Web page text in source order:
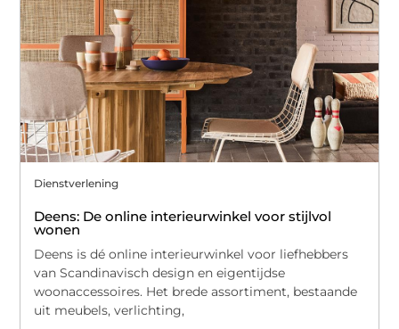
Dienstverlening
Deens: De online interieurwinkel voor stijlvol
wonen
Deens is dé online interieurwinkel voor liefhebbers
van Scandinavisch design en eigentijdse
woonaccessoires. Het brede assortiment, bestaande
uit meubels, verlichting,